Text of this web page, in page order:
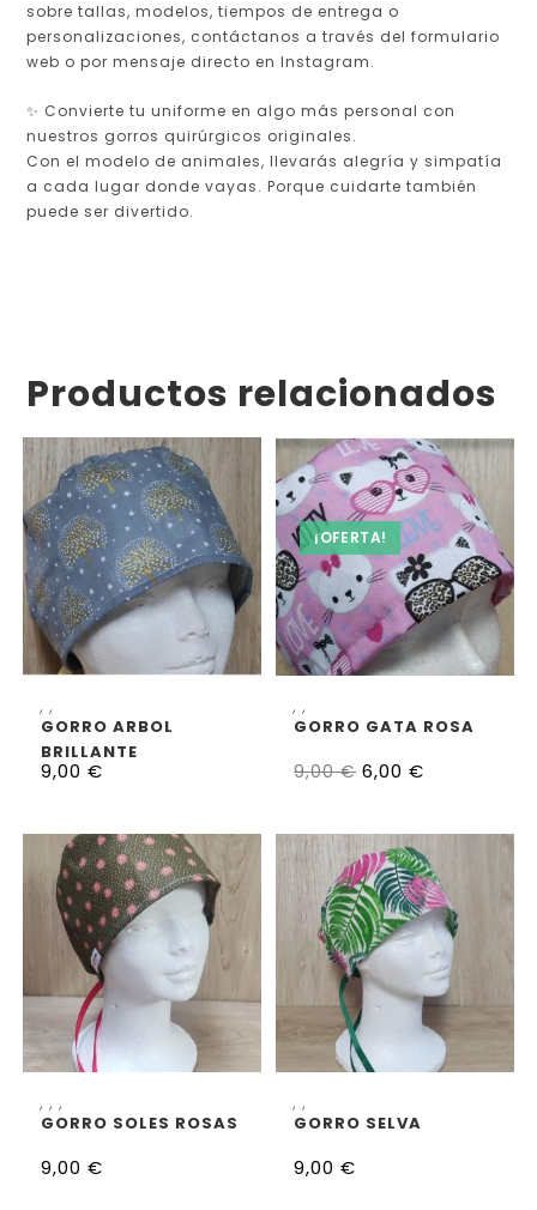
sobre tallas, modelos, tiempos de entrega o
personalizaciones, contáctanos a través del formulario
web o por mensaje directo en Instagram.
✨ Convierte tu uniforme en algo más personal con
nuestros gorros quirúrgicos originales.
Con el modelo de animales, llevarás alegría y simpatía
a cada lugar donde vayas. Porque cuidarte también
puede ser divertido.
Productos relacionados
, ,
GORRO ARBOL
BRILLANTE
9,00 €
¡OFERTA!
,,
GORRO GATA ROSA
9,00€ 6,00€
, , ,
GORRO SOLES ROSAS
9,00 €
,,
GORRO SELVA
9,00€